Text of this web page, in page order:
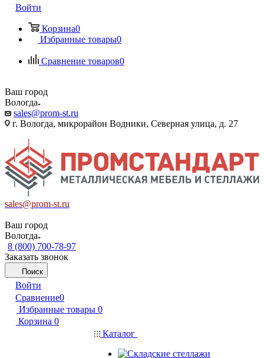
Войти
Корзина0
Избранные товары0
Сравнение товаров0
Ваш город
Вологда
sales@prom-st.ru
г. Вологда, микрорайон Водники, Северная улица, д. 27
sales@prom-st.ru
Ваш город
Вологда
8 (800) 700-78-97
Заказать звонок
Поиск
Войти
Сравнение0
Избранные товары 0
Корзина 0
Каталог